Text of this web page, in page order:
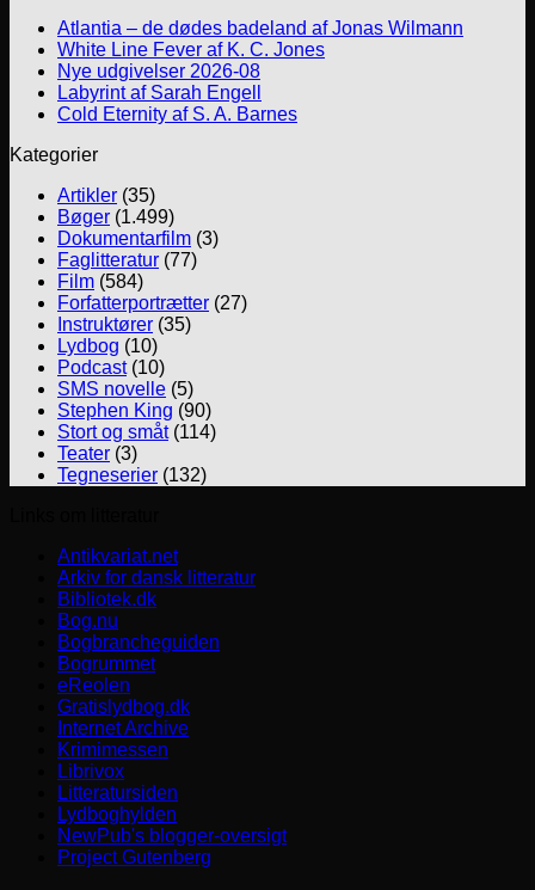
Atlantia – de dødes badeland af Jonas Wilmann
White Line Fever af K. C. Jones
Nye udgivelser 2026-08
Labyrint af Sarah Engell
Cold Eternity af S. A. Barnes
Kategorier
Artikler (35)
Bøger (1.499)
Dokumentarfilm (3)
Faglitteratur (77)
Film (584)
Forfatterportrætter (27)
Instruktører (35)
Lydbog (10)
Podcast(10)
SMS novelle (5)
Stephen King (90)
Stort og småt(114)
Teater (3)
Tegneserier (132)
Antikvariat.net
Arkiv for dansk litteratur
Bibliotek.dk
Bog.nu
Bogbrancheguiden
Bogrummet
eReolen
Gratislydbog.dk
Internet Archive
Krimimessen
Librivox
Litteratursiden
Lydboghylden
NewPub's blogger-oversigt
Project Gutenberg